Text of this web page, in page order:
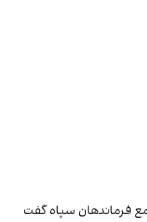
۲۶ مرداد در جمع فرماندهان سپاه گفت